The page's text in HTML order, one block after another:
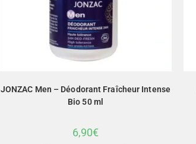
JONZAC Men – Déodorant Fraîcheur Intense
Bio 50 ml
6,90€